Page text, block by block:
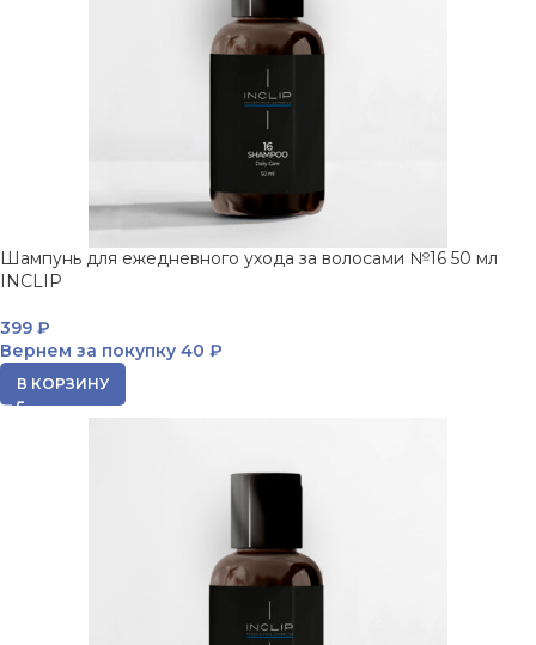
Шампунь для ежедневного ухода за волосами №16 50 мл
INCLIP
399 ₽
Вернем за покупку 40 ₽
В КОРЗИНУ